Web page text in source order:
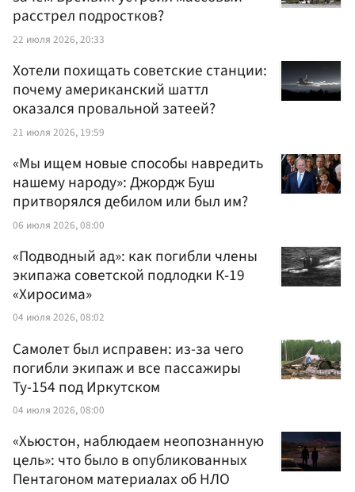
расстрел подростков?
22 июля 2026, 20:33
Хотели похищать советские станции:
почему американский шаттл
оказался провальной затеей?
21 июля 2026, 19:59
«Мы ищем новые способы навредить
нашему народу»: Джордж Буш
притворялся дебилом или был им?
06 июля 2026, 08:00
«Подводный ад»: как погибли члены
экипажа советской подлодки К-19
«Хиросима»
04 июля 2026, 08:02
Самолет был исправен: из-за чего
погибли экипаж и все пассажиры
Ту-154 под Иркутском
04 июля 2026, 08:00
«Хьюстон, наблюдаем неопознанную
цель»: что было в опубликованных
Пентагоном материалах об НЛО